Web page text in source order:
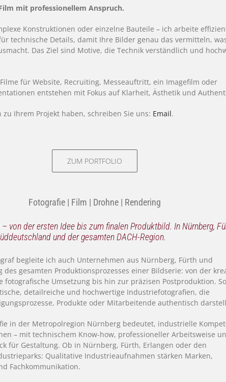
mit professionellem Anspruch.
Konstruktionen oder einzelne Bauteile – ich arbeite
technische Details, damit Ihre Bilder genau das vermitteln,
Das Ziel sind Motive, die Technik verständlich und
für Website, Recruiting, Messeauftritt, ein Imagefilm oder
entstehen mit Fokus auf Klarheit, Ästhetik und
zu Ihrem Projekt haben, schreiben Sie uns: Email.
ZUM PORTFOLIO
Fotografie | Film | Drohne | Rendering
von der ersten Idee bis zum finalen Produktbild. In Nürnberg,
und der gesamten DACH-Region.
begleite ich auch Unternehmen aus Nürnberg, Fürth und
des gesamten Produktionsprozesses einer Bildserie: von der
fotografische Umsetzung bis hin zur präzisen Postproduktion. So
detailreiche und hochwertige Industriefotografien, die
Produkte oder Mitarbeitende authentisch
in der Metropolregion Nürnberg bedeutet, industrielle
– mit technischem Know-how, professioneller Arbeitsweise
für Gestaltung. Ob in Nürnberg, Fürth, Erlangen oder den
Qualitative Industrieaufnahmen stärken Marken,
Fachkommunikation.